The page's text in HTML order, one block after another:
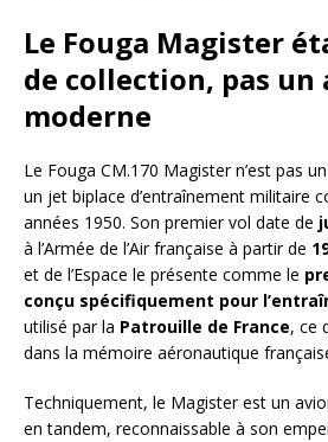
Le Fouga Magister
de collection, pas un
moderne
Le Fouga CM.170 Magister n’est pas
un jet biplace d’entraînement militaire
années 1950. Son premier vol date de
à l’Armée de l’Air française à partir de
et de l’Espace le présente comme le
conçu spécifiquement pour
utilisé par la Patrouille de France, ce
dans la mémoire aéronautique
Techniquement, le Magister est un
en tandem, reconnaissable à son